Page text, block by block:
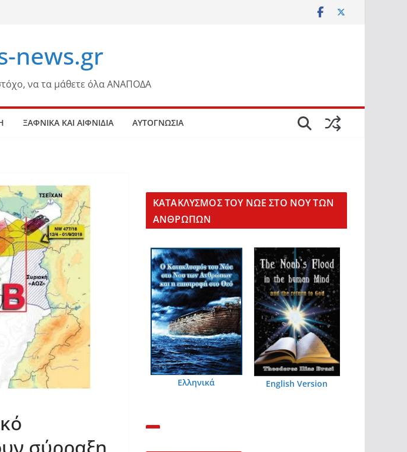
news.gr
να τα μάθετε όλα ΑΝΑΠΟΔΑ
ΞΑΦΝΙΚΑ ΚΑΙ ΑΙΦΝΙΔΙΑ ΑΥΤΟΓΝΩΣΙΑ
KΑΤΑΚΛΥΣΜΟΣ ΤΟΥ ΝΩΕ ΣΤΟ ΝΟΥ ΤΩΝ
ΑΝΘΡΩΠΩΝ
Ελληνικά English Version